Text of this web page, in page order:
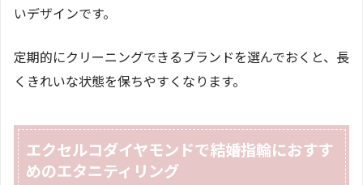
いデザインです。
定期的にクリーニングできるブランドを選んでおくと、長
くきれいな状態を保ちやすくなります。
エクセルコダイヤモンドで結婚指輪におすす
めのエタニティリング